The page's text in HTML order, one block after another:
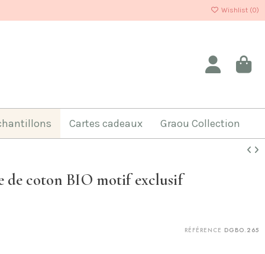
Wishlist (0)
Cartes cadeaux Graou Collection
de coton BIO motif exclusif
RÉFÉRENCE DGBO.265